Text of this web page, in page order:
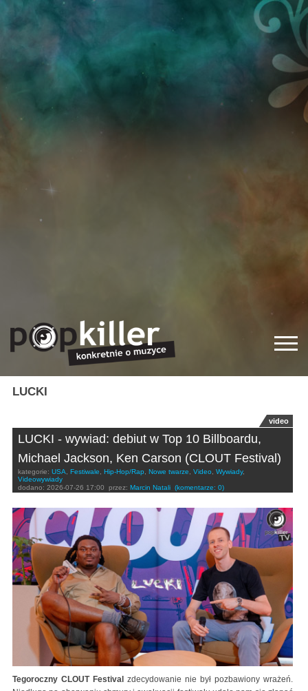
LUCKI
video
LUCKI - wywiad: debiut w Top 10 Billboardu,
Michael Jackson, Ken Carson (CLOUT Festival)
kategorie: USA, Festiwale, Hip-Hop/Rap, Nowe twarze, Video, Wywiady,
Videowywiady
dodano: 2026-07-26 17:00 przez: Marcin Natali (komentarze: 0)
Tegoroczny CLOUT Festival zdecydowanie nie był pozbawiony wrażeń.